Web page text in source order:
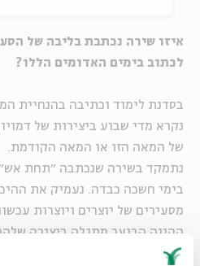
איזו שירה נכתבת בליבה של
לכתוב בימים האדומים הללו?
בסדנת לימוד וכתיבה בהנחיית
נקרא מדי שבוע ביצירות של
של המאה הזו או המאה הקודמת.
נתמקד בשירה שנכתבה ״תחת
בימי חשכה כבדה. נעמיק את
מסעירים של יוצרים ויוצרות
ההווה הבוער מתגלה ביצירה
ומה עוד מסוגל השיר להכיל,